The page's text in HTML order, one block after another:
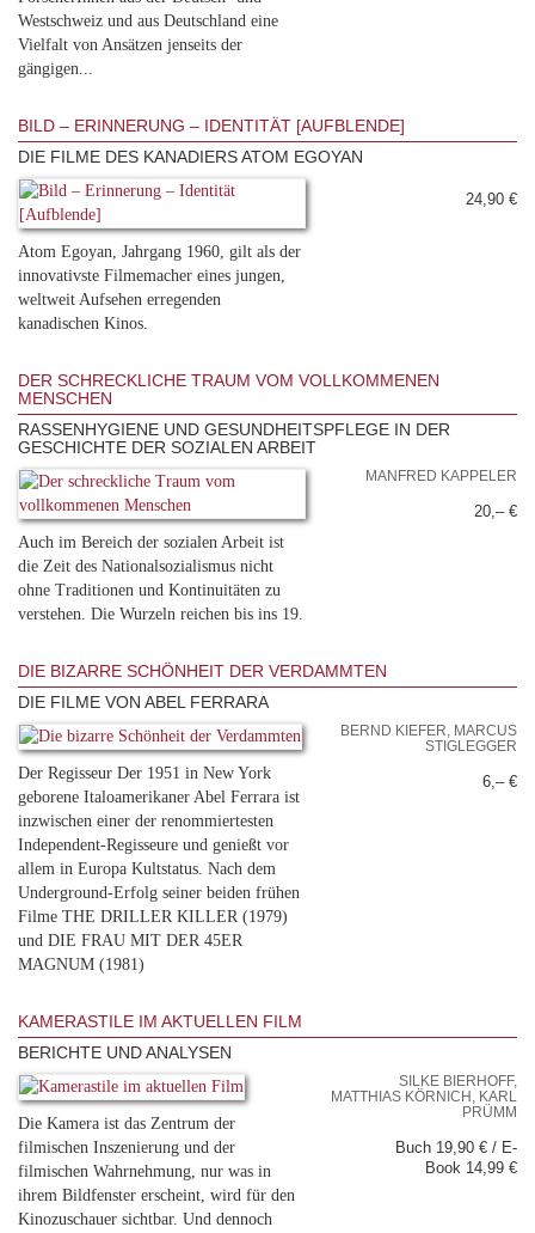
Westschweiz und aus Deutschland eine
Vielfalt von Ansätzen jenseits der
gängigen...
BILD – ERINNERUNG – IDENTITÄT [AUFBLENDE]
DIE FILME DES KANADIERS ATOM EGOYAN
Atom Egoyan, Jahrgang 1960, gilt als der
innovativste Filmemacher eines jungen,
weltweit Aufsehen erregenden
kanadischen Kinos.
24,90 €
DER SCHRECKLICHE TRAUM VOM VOLLKOMMENEN
MENSCHEN
RASSENHYGIENE UND GESUNDHEITSPFLEGE IN DER
GESCHICHTE DER SOZIALEN ARBEIT
Auch im Bereich der sozialen Arbeit ist
die Zeit des Nationalsozialismus nicht
ohne Traditionen und Kontinuitäten zu
verstehen. Die Wurzeln reichen bis ins 19.
MANFRED KAPPELER
20,– €
DIE BIZARRE SCHÖNHEIT DER VERDAMMTEN
DIE FILME VON ABEL FERRARA
Der Regisseur Der 1951 in New York
geborene Italoamerikaner Abel Ferrara ist
inzwischen einer der renommiertesten
Independent-Regisseure und genießt vor
allem in Europa Kultstatus. Nach dem
Underground-Erfolg seiner beiden frühen
Filme THE DRILLER KILLER (1979)
und DIE FRAU MIT DER 45ER
MAGNUM (1981)
BERND KIEFER, MARCUS
STIGLEGGER
6,– €
KAMERASTILE IM AKTUELLEN FILM
BERICHTE UND ANALYSEN
Die Kamera ist das Zentrum der
filmischen Inszenierung und der
filmischen Wahrnehmung, nur was in
ihrem Bildfenster erscheint, wird für den
Kinozuschauer sichtbar. Und dennoch
SILKE BIERHOFF,
MATTHIAS KÖRNICH, KARL
PRÜMM
Buch 19,90 € / E-
Book 14,99 €